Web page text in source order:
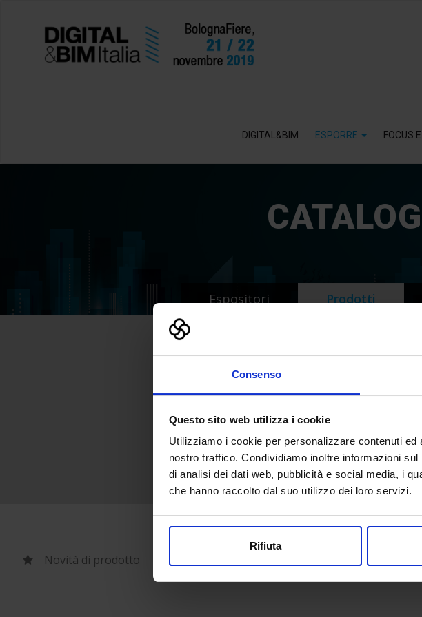
Consenso
Questo sito web utilizza i cookie
Utilizziamo i cookie per personalizzare contenuti
nostro traffico. Condividiamo inoltre informazioni
di analisi dei dati web, pubblicità e social media, i
che hanno raccolto dal suo utilizzo dei loro servizi.
Rifiuta
DIGITAL&BIM ESPORRE FOCUS
Espositori Prodotti
Novità di prodotto